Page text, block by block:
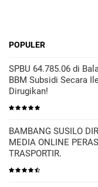
POPULER
SPBU 64.785.06 di
BBM Subsidi Secara
Dirugikan!
BAMBANG SUSILO
MEDIA ONLINE
TRASPORTIR.